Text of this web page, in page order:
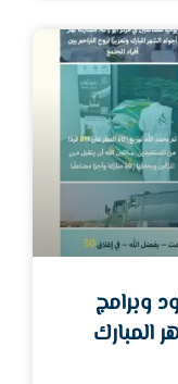
وبرامج
المبارك